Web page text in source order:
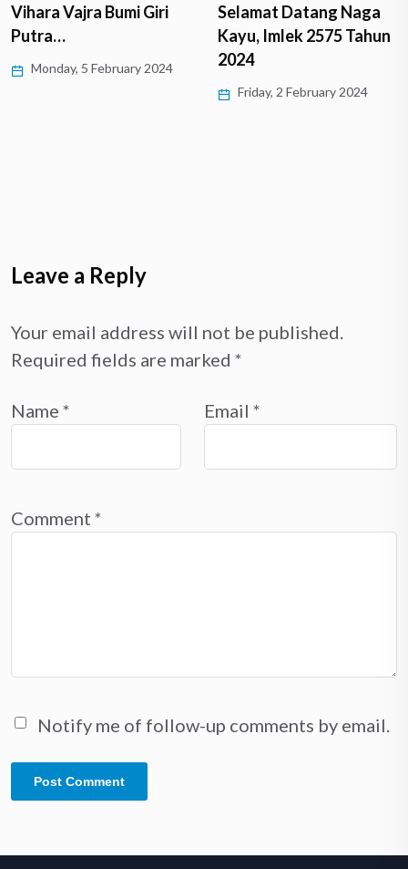
Vihara Vajra Bumi Giri
Putra…
Monday, 5 February 2024
Selamat Datang Naga
Kayu, Imlek 2575 Tahun
2024
Friday, 2 February 2024
Leave a Reply
Your email address will not be published.
Required fields are marked *
Name * Email *
Comment *
Notify me of follow-up comments by email.